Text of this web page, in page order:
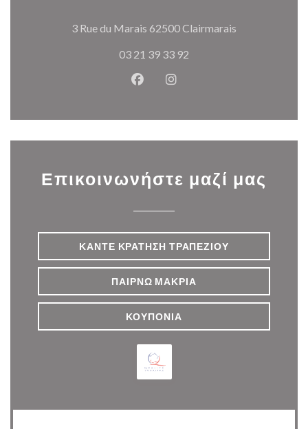
3 Rue du Marais 62500 Clairmarais
03 21 39 33 92
Facebook ((ανοίγει σε νέο
Instagram ((ανοίγει σε
Επικοινωνήστε μαζί μας
ΚΆΝΤΕ ΚΡΆΤΗΣΗ ΤΡΑΠΕΖΙΟΎ
ΠΑΊΡΝΩ ΜΑΚΡΙΆ
ΚΟΥΠΌΝΙΑ